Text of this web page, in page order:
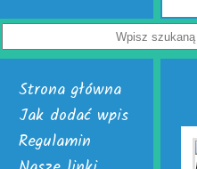
Strona główna
Jak dodać wpis
Regulamin